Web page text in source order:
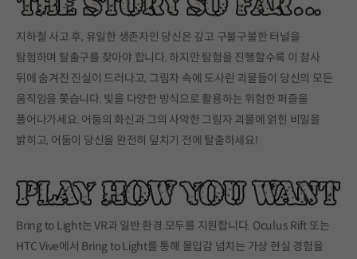
지하철 사고 후, 유일한 생존자인 당신은 깊고 구불구불한 터널을
탐험하며 탈출구를 찾아야 합니다. 하지만 탐험을 진행할수록 이 참사
뒤에 숨겨진 진실이 드러나고, 그림자 속에 도사린 괴물들이 당신의 모든
움직임을 쫓습니다. 빛을 다양한 방식으로 활용하는 위험한 퍼즐을
풀어나가세요. 어둠의 화신과 그의 사악한 그림자 괴물에 얽힌 비밀을
밝히고, 어둠이 당신을 완전히 덮치기 전에 탈출하세요!
Bring to Light는 VR과 일반 환경 모두를 지원합니다. Oculus Rift 또는
HTC Vive에서 Bring to Light를 통해 몰입감 넘치는 가상 현실 경험을